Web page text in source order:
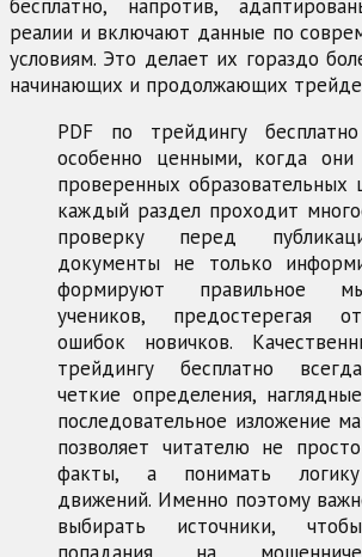
бесплатно, напротив,
реалии и включают данные по
условиям. Это делает их гораздо
начинающих и продолжающих
PDF по трейдингу бесплатно
особенно ценными, когда
проверенных образовательных
каждый раздел проходит
проверку перед
документы не только
формируют правильное
учеников, предостерегая
ошибок новичков.
трейдингу бесплатно
четкие определения,
последовательное изложение
позволяет читателю не
факты, а понимать
движений. Именно поэтому
выбирать источники,